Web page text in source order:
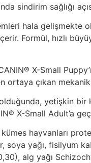
sindirim sağlığı
hala gelişmekte
Formül, hızlı
X-Small
çıkan mekanik
yetişkin
X-Small Adult’a
kümes hayvanları
soya yağı, fisilyum
alg yağı